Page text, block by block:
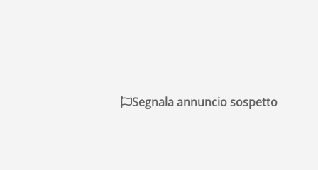
Segnala annuncio sospetto